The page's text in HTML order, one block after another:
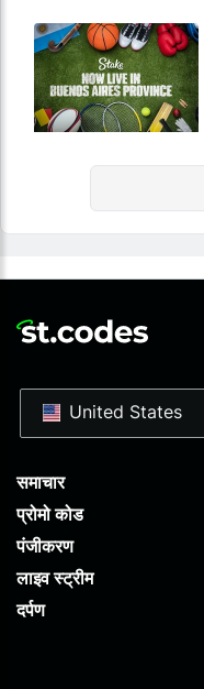
समाचार
प्रोमो कोड
पंजीकरण
लाइव स्ट्रीम
दर्पण
United States